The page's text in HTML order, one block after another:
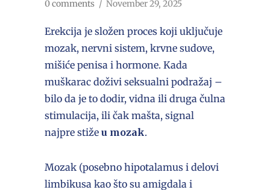
0 comments / November 29, 2025
Erekcija je složen proces koji uključuje
mozak, nervni sistem, krvne sudove,
mišiće penisa i hormone. Kada
muškarac doživi seksualni podražaj –
bilo da je to dodir, vidna ili druga čulna
stimulacija, ili čak mašta, signal
najpre stiže u mozak.
Mozak (posebno hipotalamus i delovi
limbikusa kao što su amigdala i